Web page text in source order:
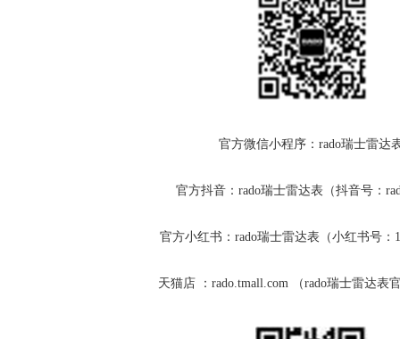
官方微信小程序：rado瑞士雷达
官方抖音：rado瑞士雷达表（抖音号：
官方小红书：rado瑞士雷达表（小红书号：
天猫店 ：rado.tmall.com （rado瑞士雷达表